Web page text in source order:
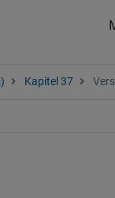
Kapitel 37